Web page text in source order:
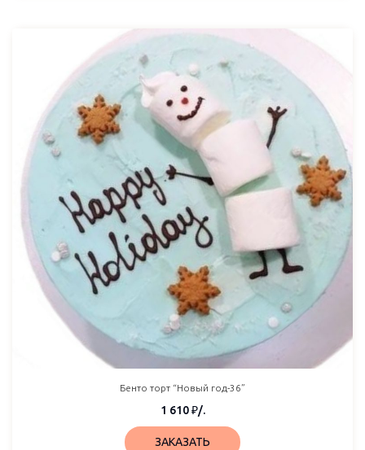
Бенто торт “Новый год-36”
1 610₽/.
ЗАКАЗАТЬ